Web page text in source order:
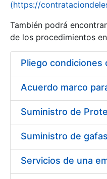
Mostrar/Ocultar
(https://
También podrá
de los procedimientos en